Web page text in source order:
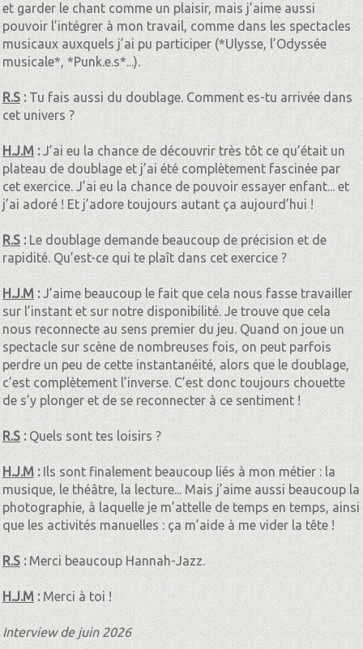
et garder le chant comme un plaisir, mais j’aime aussi
pouvoir l’intégrer à mon travail, comme dans les spectacles
musicaux auxquels j’ai pu participer (*Ulysse, l’Odyssée
musicale*, *Punk.e.s*...).
R.S: Tu fais aussi du doublage. Comment es-tu arrivée dans
cet univers ?
H.J.M:J’ai eu la chance de découvrir très tôt ce qu’était un
plateau de doublage et j’ai été complètement fascinée par
cet exercice. J’ai eu la chance de pouvoir essayer enfant... et
j’ai adoré ! Et j’adore toujours autant ça aujourd’hui !
R.S:Le doublage demande beaucoup de précision et de
rapidité. Qu’est-ce qui te plaît dans cet exercice ?
H.J.M :J’aime beaucoup le fait que cela nous fasse travailler
sur l’instant et sur notre disponibilité. Je trouve que cela
nous reconnecte au sens premier du jeu. Quand on joue un
spectacle sur scène de nombreuses fois, on peut parfois
perdre un peu de cette instantanéité, alors que le doublage,
c’est complètement l’inverse. C’est donc toujours chouette
de s’y plonger et de se reconnecter à ce sentiment !
R.S: Quels sont tes loisirs ?
H.J.M :Ils sont finalement beaucoup liés à mon métier : la
musique, le théâtre, la lecture... Mais j’aime aussi beaucoup la
photographie, à laquelle je m’attelle de temps en temps, ainsi
que les activités manuelles : ça m’aide à me vider la tête !
R.S :Merci beaucoup Hannah-Jazz.
H.J.M :Merci à toi !
Interview de juin 2026